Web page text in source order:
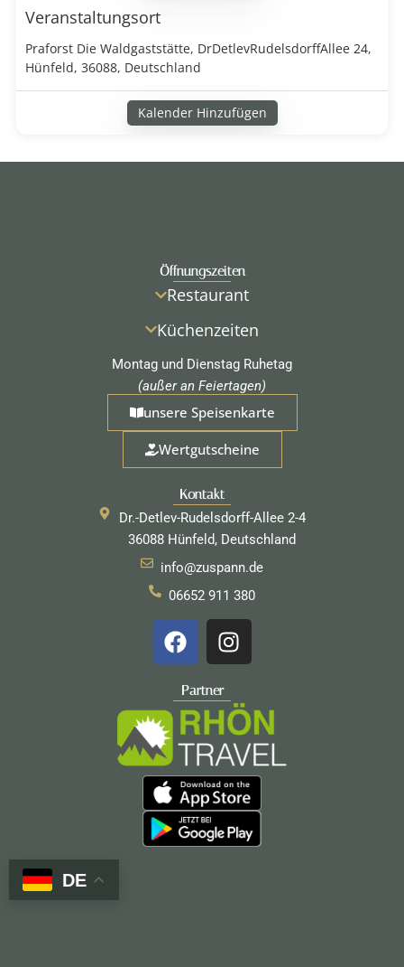
Veranstaltungsort
Praforst Die Waldgaststätte, DrDetlevRudelsdorffAllee 24,
Hünfeld, 36088, Deutschland
Kalender Hinzufügen
Öffnungszeiten
Restaurant
Küchenzeiten
Montag und Dienstag Ruhetag
(außer an Feiertagen)
unsere Speisenkarte
Wertgutscheine
Kontakt
Dr.-Detlev-Rudelsdorff-Allee 2-4
36088 Hünfeld, Deutschland
info@zuspann.de
06652 911 380
F
a
c
e
b
o
o
k
I
n
s
t
a
g
r
a
m
Partner
DE